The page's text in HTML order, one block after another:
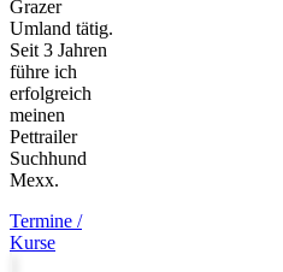
Grazer
Umland tätig.
Seit 3 Jahren
führe ich
erfolgreich
meinen
Pettrailer
Suchhund
Mexx.
Termine /
Kurse